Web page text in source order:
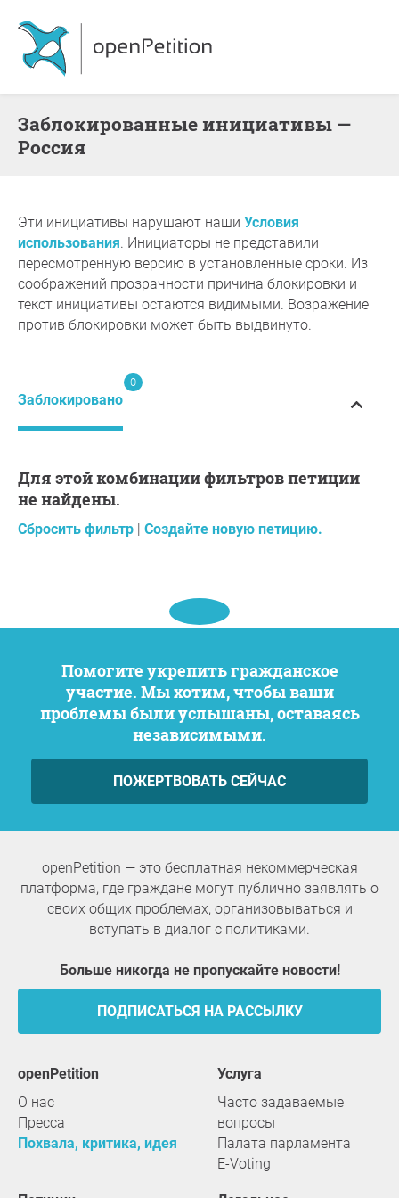
Заблокированные инициативы —
Россия
Эти инициативы нарушают наши Условия
использования. Инициаторы не представили
пересмотренную версию в установленные сроки. Из
соображений прозрачности причина блокировки и
текст инициативы остаются видимыми. Возражение
против блокировки может быть выдвинуто.
Заблокировано
0
Для этой комбинации фильтров петиции
не найдены.
Сбросить фильтр | Создайте новую петицию.
Помогите укрепить гражданское
участие. Мы хотим, чтобы ваши
проблемы были услышаны, оставаясь
независимыми.
ПОЖЕРТВОВАТЬ СЕЙЧАС
openPetition — это бесплатная некоммерческая
платформа, где граждане могут публично заявлять о
своих общих проблемах, организовываться и
вступать в диалог с политиками.
Больше никогда не пропускайте новости!
ПОДПИСАТЬСЯ НА РАССЫЛКУ
openPetition
О нас
Пресса
Похвала, критика, идея
услуга
Часто задаваемые
вопросы
Палата парламента
E-Voting